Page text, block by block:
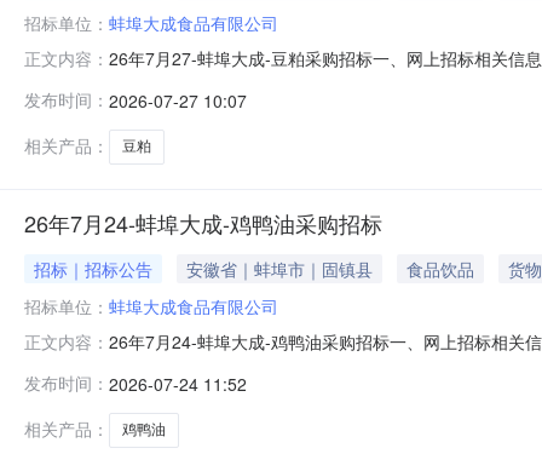
招标单位： 蚌埠大成食品有限公司
正文内容： 26年7月27-蚌埠大成-豆粕采购招标一、网上招标相关信
货时间2025年8月1日-8月20日2.招标时间：2025年7月
发布时间： 2026-07-27 10:07
相关产品：
豆粕
26年7月24-蚌埠大成-鸡鸭油采购招标
招标｜招标公告 安徽省｜蚌埠市｜固镇县 食品饮品
货物
招标单位： 蚌埠大成食品有限公司
正文内容： 26年7月24-蚌埠大成-鸡鸭油采购招标一、网上招标相关
埠市固镇县连城镇蚌埠大成食品有限公司智慧饲料厂5.
发布时间： 2026-07-24 11:52
相关产品：
鸡鸭油